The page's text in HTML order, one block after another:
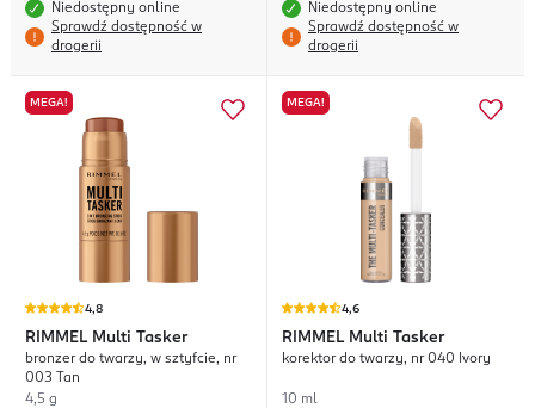
Niedostępny online
Sprawdź dostępność w
drogerii
Niedostępny online
Sprawdź dostępność w
drogerii
MEGA!
4,8
RIMMEL Multi Tasker
bronzer do twarzy, w sztyfcie, nr
003 Tan
4,5 g
MEGA!
4,6
RIMMEL Multi Tasker
korektor do twarzy, nr 040 Ivory
10 ml